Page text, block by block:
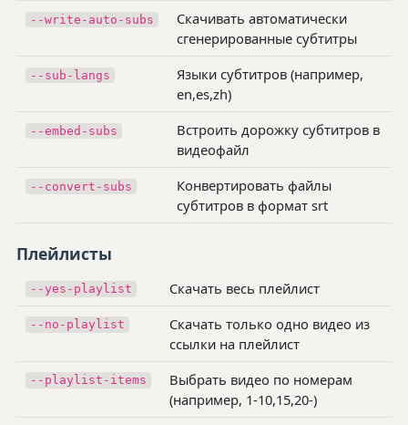
--write-auto-subs
Скачивать автоматически
сгенерированные субтитры
--sub-langs
Языки субтитров (например,
en,es,zh)
--embed-subs
Встроить дорожку субтитров в
видеофайл
--convert-subs
Конвертировать файлы
субтитров в формат srt
Плейлисты
--yes-playlist Скачать весь плейлист
--no-playlist
Скачать только одно видео из
ссылки на плейлист
--playlist-items
Выбрать видео по номерам
(например, 1-10,15,20-)